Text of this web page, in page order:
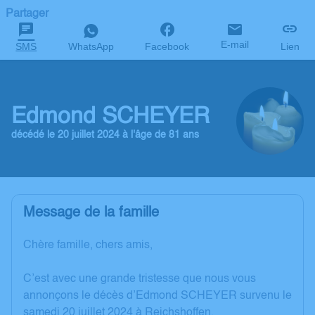
Partager
SMS WhatsApp Facebook E-mail Lien
Edmond SCHEYER
décédé le 20 juillet 2024 à l'âge de 81 ans
Message de la famille
Chère famille, chers amis,
C’est avec une grande tristesse que nous vous
annonçons le décès d’Edmond SCHEYER survenu le